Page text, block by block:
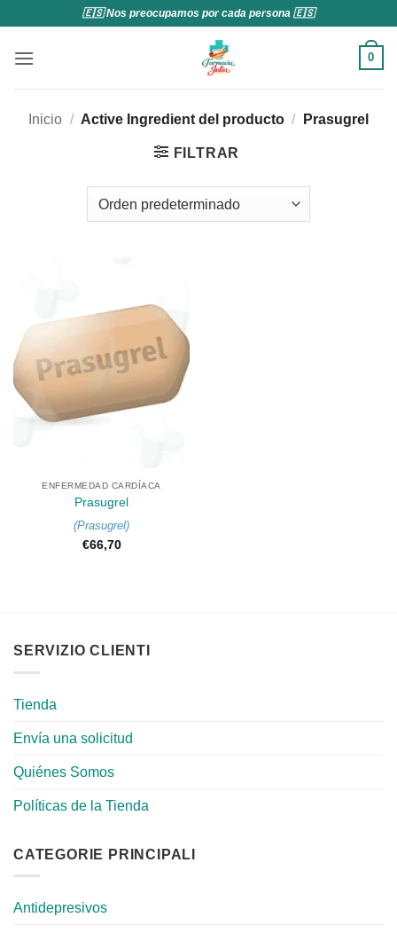
contenido
🇪🇸 Nos preocupamos por cada persona 🇪🇸
0
Inicio / Active Ingredient del producto / Prasugrel
FILTRAR
ENFERMEDAD CARDÍACA
Prasugrel
(Prasugrel)
€66,70
SERVIZIO CLIENTI
Tienda
Envía una solicitud
Quiénes Somos
Políticas de la Tienda
CATEGORIE PRINCIPALI
Antidepresivos